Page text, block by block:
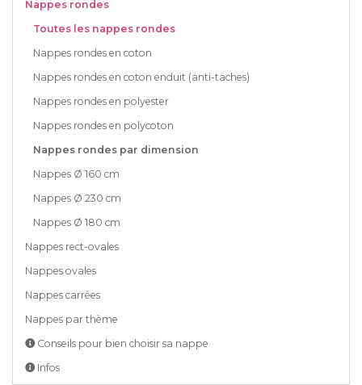
Nappes rondes
Toutes les nappes rondes
Nappes rondes en coton
Nappes rondes en coton enduit (anti-taches)
Nappes rondes en polyester
Nappes rondes en polycoton
Nappes rondes par dimension
Nappes Ø 160 cm
Nappes Ø 230 cm
Nappes Ø 180 cm
Nappes rect-ovales
Nappes ovales
Nappes carrées
Nappes par thème
Conseils pour bien choisir sa nappe
Infos